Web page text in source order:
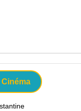
Cinéma